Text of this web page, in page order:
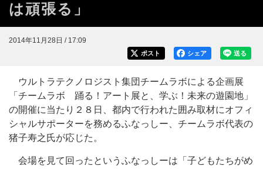
は頑張る」
2014年11月28日 / 17:09
送る
シェア
ポスト
ウルトラテクノロジスト集団チームラボによる企画展
「チームラボ 踊る！アート展と、学ぶ！未来の遊園地」
の開催に当たり２８日、都内で行われた囲み取材にオフィ
シャルサポーターを務めるふなっしー、チームラボ代表の
猪子寿之氏が応じた。
会場を見て回ったというふなっしーは「子どもたちがめ